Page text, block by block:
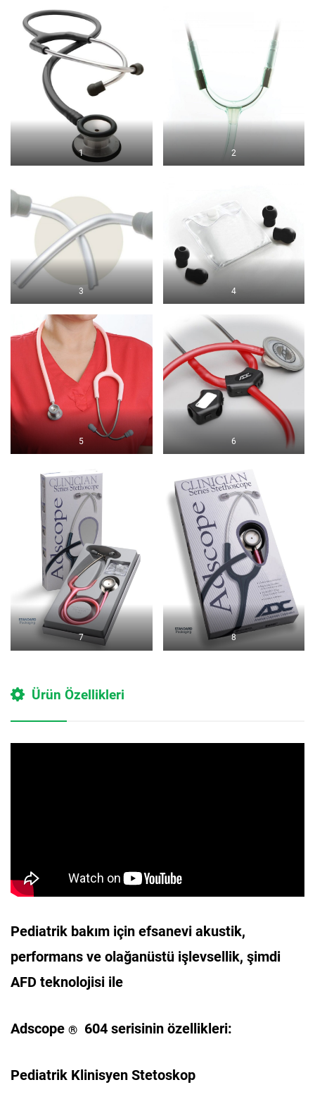
1 2
3 4
5 6
7 8
Ürün Özellikleri
Pediatrik bakım için efsanevi akustik,
performans ve olağanüstü işlevsellik, şimdi
AFD teknolojisi ile
Adscope ® 604 serisinin özellikleri:
Pediatrik Klinisyen Stetoskop